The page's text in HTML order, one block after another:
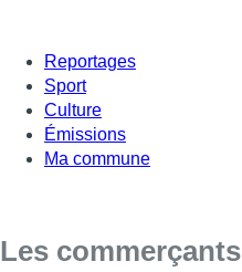
Reportages
Sport
Culture
Émissions
Ma commune
Les